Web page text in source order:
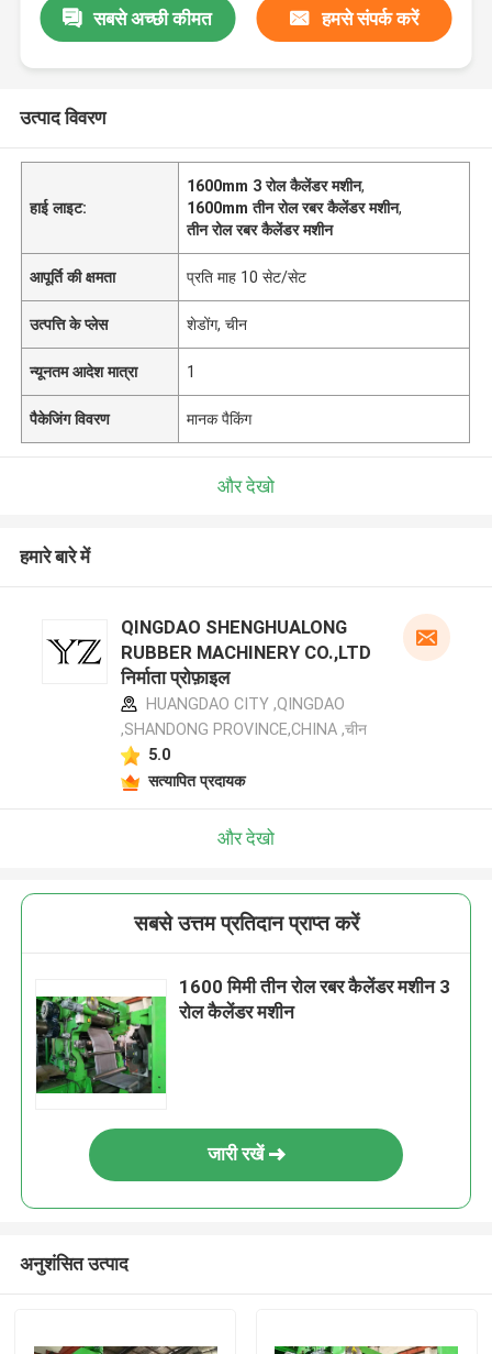
सबसे अच्छी कीमत हमसे संपर्क करें
उत्पाद विवरण
हाई लाइट:
1600mm 3 रोल कैलेंडर मशीन,
1600mm तीन रोल रबर कैलेंडर मशीन,
तीन रोल रबर कैलेंडर मशीन
आपूर्ति की क्षमता प्रति माह 10 सेट/सेट
उत्पत्ति के प्लेस शेडोंग, चीन
न्यूनतम आदेश मात्रा 1
पैकेजिंग विवरण मानक पैकिंग
और देखो
हमारे बारे में
QINGDAO SHENGHUALONG
RUBBER MACHINERY CO.,LTD
निर्माता प्रोफ़ाइल
HUANGDAO CITY ,QINGDAO
,SHANDONG PROVINCE,CHINA ,चीन
5.0
सत्यापित प्रदायक
और देखो
सबसे उत्तम प्रतिदान प्राप्त करें
1600 मिमी तीन रोल रबर कैलेंडर मशीन 3
रोल कैलेंडर मशीन
जारी रखें
अनुशंसित उत्पाद